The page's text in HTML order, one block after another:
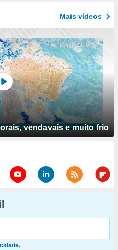
Mais vídeos
vendavais e muito frio